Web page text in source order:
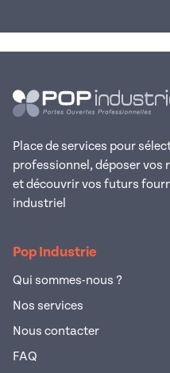
Place de services pour
professionnel, déposer vos
et découvrir vos futurs
industriel
Pop Industrie
Qui sommes-nous ?
Nos services
Nous contacter
FAQ